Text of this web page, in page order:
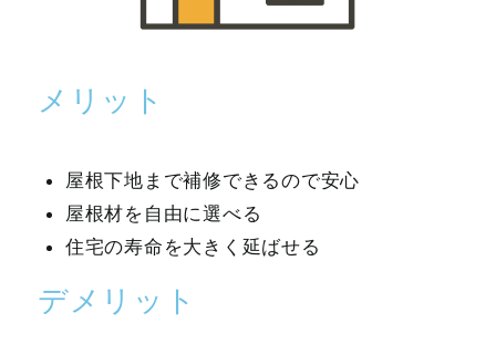
メリット
屋根下地まで補修できるので安心
屋根材を自由に選べる
住宅の寿命を大きく延ばせる
デメリット